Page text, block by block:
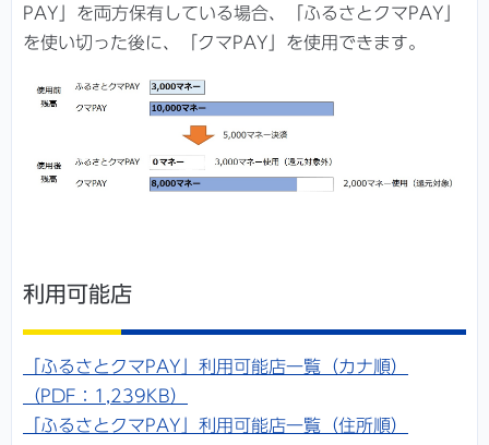
PAY」を両方保有している場合、「ふるさとクマPAY」
を使い切った後に、「クマPAY」を使用できます。
利用可能店
「ふるさとクマPAY」利用可能店一覧（カナ順）
（PDF：1,239KB）
「ふるさとクマPAY」利用可能店一覧（住所順）